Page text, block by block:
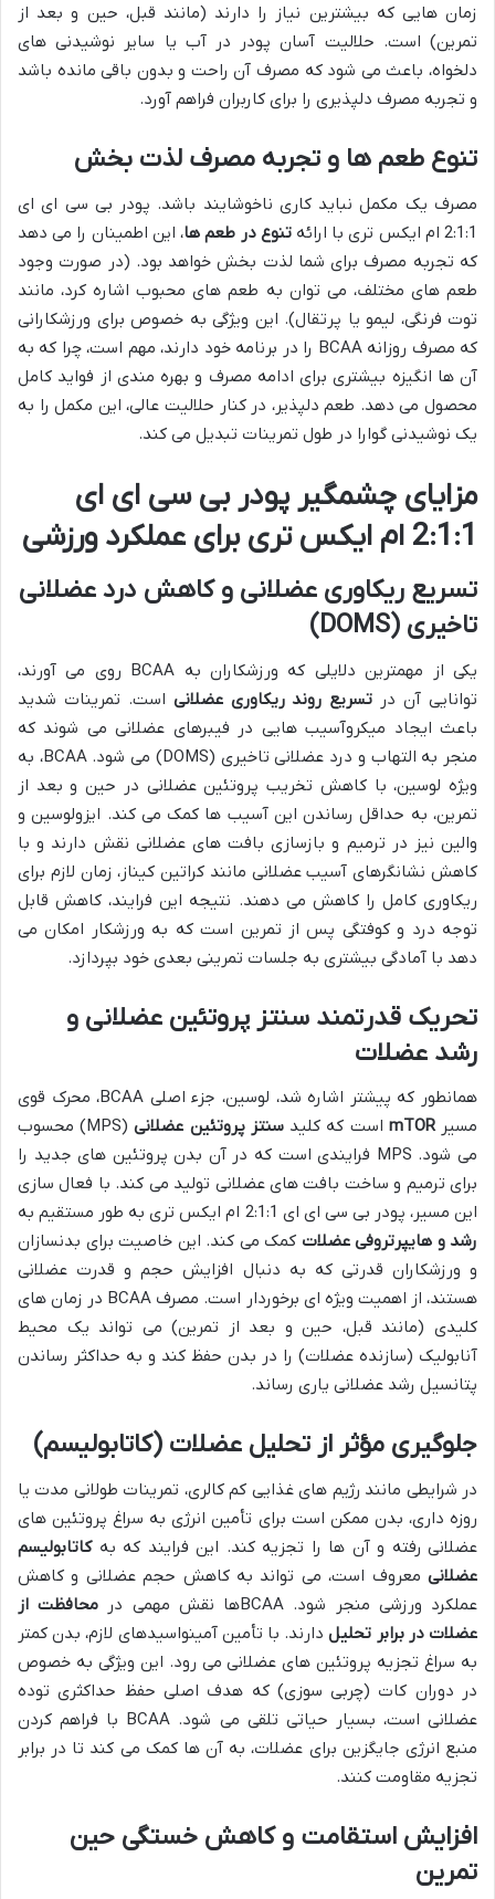
زمان هایی که بیشترین نیاز را دارند (مانند قبل، حین و بعد از
تمرین) است. حلالیت آسان پودر در آب یا سایر نوشیدنی های
دلخواه، باعث می شود که مصرف آن راحت و بدون باقی مانده باشد
و تجربه مصرف دلپذیری را برای کاربران فراهم آورد.
تنوع طعم ها و تجربه مصرف لذت بخش
مصرف یک مکمل نباید کاری ناخوشایند باشد. پودر بی سی ای ای
2:1:1 ام ایکس تری با ارائه
تنوع در طعم ها، این اطمینان را می دهد
که تجربه مصرف برای شما لذت بخش خواهد بود. (در صورت وجود
طعم های مختلف، می توان به طعم های محبوب اشاره کرد، مانند
توت فرنگی، لیمو یا پرتقال). این ویژگی به خصوص برای ورزشکارانی
که مصرف روزانه BCAA را در برنامه خود دارند، مهم است، چرا که به
آن ها انگیزه بیشتری برای ادامه مصرف و بهره مندی از فواید کامل
محصول می دهد. طعم دلپذیر، در کنار حلالیت عالی، این مکمل را به
یک نوشیدنی گوارا در طول تمرینات تبدیل می کند.
مزایای چشمگیر پودر بی سی ای ای
2:1:1 ام ایکس تری برای عملکرد ورزشی
تسریع ریکاوری عضلانی و کاهش درد عضلانی
تاخیری (DOMS)
یکی از مهمترین دلایلی که ورزشکاران به BCAA روی می آورند،
توانایی آن در تسریع روند ریکاوری عضلانی است. تمرینات شدید
باعث ایجاد میکروآسیب هایی در فیبرهای عضلانی می شوند که
منجر به التهاب و درد عضلانی تاخیری (DOMS) می شود. BCAA، به
ویژه لوسین، با کاهش تخریب پروتئین عضلانی در حین و بعد از
تمرین، به حداقل رساندن این آسیب ها کمک می کند. ایزولوسین و
والین نیز در ترمیم و بازسازی بافت های عضلانی نقش دارند و با
کاهش نشانگرهای آسیب عضلانی مانند کراتین کیناز، زمان لازم برای
ریکاوری کامل را کاهش می دهند. نتیجه این فرایند، کاهش قابل
توجه درد و کوفتگی پس از تمرین است که به ورزشکار امکان می
دهد با آمادگی بیشتری به جلسات تمرینی بعدی خود بپردازد.
تحریک قدرتمند سنتز پروتئین عضلانی و
رشد عضلات
همانطور که پیشتر اشاره شد، لوسین، جزء اصلی BCAA، محرک قوی
مسیرmTOR است که کلیدسنتز پروتئین عضلانی
(MPS) محسوب
می شود. MPS فرایندی است که در آن بدن پروتئین های جدید را
برای ترمیم و ساخت بافت های عضلانی تولید می کند. با فعال سازی
این مسیر، پودر بی سی ای ای 2:1:1 ام ایکس تری به طور مستقیم به
رشد و هایپرتروفی عضلات کمک می کند. این خاصیت برای بدنسازان
و ورزشکاران قدرتی که به دنبال افزایش حجم و قدرت عضلانی
هستند، از اهمیت ویژه ای برخوردار است. مصرف BCAA در زمان های
کلیدی (مانند قبل، حین و بعد از تمرین) می تواند یک محیط
آنابولیک (سازنده عضلات) را در بدن حفظ کند و به حداکثر رساندن
پتانسیل رشد عضلانی یاری رساند.
جلوگیری مؤثر از تحلیل عضلات (کاتابولیسم)
در شرایطی مانند رژیم های غذایی کم کالری، تمرینات طولانی مدت یا
روزه داری، بدن ممکن است برای تأمین انرژی به سراغ پروتئین های
عضلانی رفته و آن ها را تجزیه کند. این فرایند که بهکاتابولیسم
عضلانی معروف است، می تواند به کاهش حجم عضلانی و کاهش
عملکرد ورزشی منجر شود. BCAAها نقش مهمی در
محافظت از
عضلات در برابر تحلیلدارند. با تأمین آمینواسیدهای لازم، بدن کمتر
به سراغ تجزیه پروتئین های عضلانی می رود. این ویژگی به خصوص
در دوران کات (چربی سوزی) که هدف اصلی حفظ حداکثری توده
عضلانی است، بسیار حیاتی تلقی می شود. BCAA با فراهم کردن
منبع انرژی جایگزین برای عضلات، به آن ها کمک می کند تا در برابر
تجزیه مقاومت کنند.
افزایش استقامت و کاهش خستگی حین
تمرین